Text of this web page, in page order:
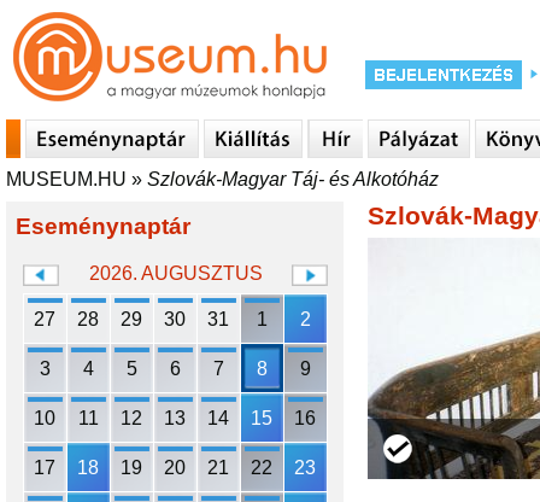
MUSEUM.HU » Szlovák-Magyar Táj- és Alkotóház
Eseménynaptár
2026. AUGUSZTUS
27 28 29 30 31 1 2
3 4 5 6 7 8 9
10 11 12 13 14 15 16
17 18 19 20 21 22 23
Szlovák-